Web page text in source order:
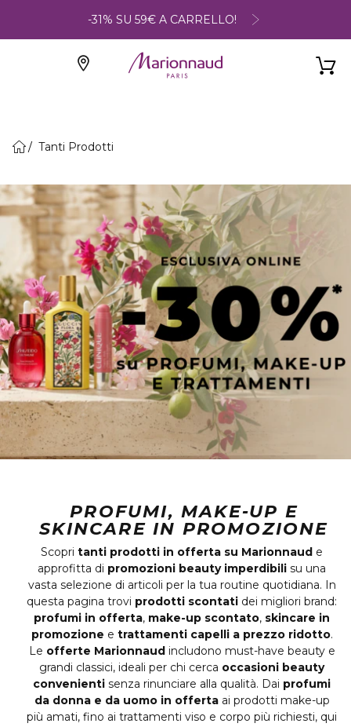
-31% SU 59€ A CARRELLO!
Tanti Prodotti
PROFUMI, MAKE‑UP E
SKINCARE IN PROMOZIONE
Scopri tanti prodotti in offerta su Marionnaud e
approfitta di promozioni beauty imperdibili su una
vasta selezione di articoli per la tua routine quotidiana. In
questa pagina trovi prodotti scontati dei migliori brand:
profumi in offerta, make-up scontato, skincare in
promozione e trattamenti capelli a prezzo ridotto.
Le offerte Marionnaud includono must-have beauty e
grandi classici, ideali per chi cerca occasioni beauty
convenienti senza rinunciare alla qualità. Dai profumi
da donna e da uomo in offertaai prodotti make-up
più amati, fino ai trattamenti viso e corpo più richiesti, qui